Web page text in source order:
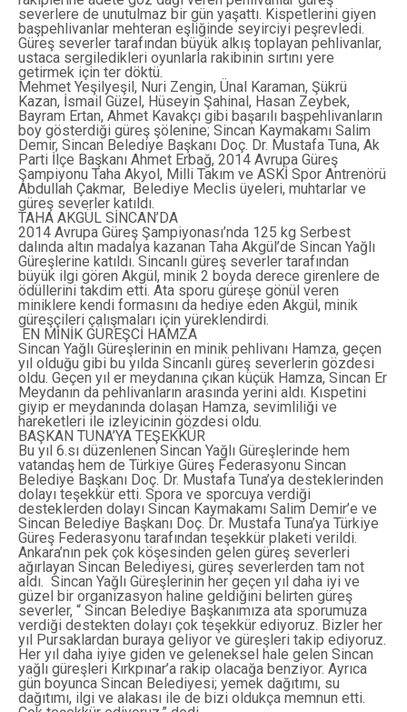
severlere de unutulmaz bir gün yaşattı. Kispetlerini giyen
başpehlivanlar mehteran eşliğinde seyirciyi peşrevledi.
Güreş severler tarafından büyük alkış toplayan pehlivanlar,
ustaca sergiledikleri oyunlarla rakibinin sırtını yere
getirmek için ter döktü.
Mehmet Yeşilyeşil, Nuri Zengin, Ünal Karaman, Şükrü
Kazan, İsmail Güzel, Hüseyin Şahinal, Hasan Zeybek,
Bayram Ertan, Ahmet Kavakçı gibi başarılı başpehlivanların
boy gösterdiği güreş şölenine; Sincan Kaymakamı Salim
Demir, Sincan Belediye Başkanı Doç. Dr. Mustafa Tuna, Ak
Parti İlçe Başkanı Ahmet Erbağ, 2014 Avrupa Güreş
Şampiyonu Taha Akyol, Milli Takım ve ASKİ Spor Antrenörü
Abdullah Çakmar, Belediye Meclis üyeleri, muhtarlar ve
güreş severler katıldı.
TAHA AKGÜL SİNCAN’DA
2014 Avrupa Güreş Şampiyonası’nda 125 kg Serbest
dalında altın madalya kazanan Taha Akgül’de Sincan Yağlı
Güreşlerine katıldı. Sincanlı güreş severler tarafından
büyük ilgi gören Akgül, minik 2 boyda derece girenlere de
ödüllerini takdim etti. Ata sporu güreşe gönül veren
miniklere kendi formasını da hediye eden Akgül, minik
güreşçileri çalışmaları için yüreklendirdi.
EN MİNİK GÜREŞCİ HAMZA
Sincan Yağlı Güreşlerinin en minik pehlivanı Hamza, geçen
yıl olduğu gibi bu yılda Sincanlı güreş severlerin gözdesi
oldu. Geçen yıl er meydanına çıkan küçük Hamza, Sincan Er
Meydanın da pehlivanların arasında yerini aldı. Kıspetini
giyip er meydanında dolaşan Hamza, sevimliliği ve
hareketleri ile izleyicinin gözdesi oldu.
BAŞKAN TUNA’YA TEŞEKKÜR
Bu yıl 6.sı düzenlenen Sincan Yağlı Güreşlerinde hem
vatandaş hem de Türkiye Güreş Federasyonu Sincan
Belediye Başkanı Doç. Dr. Mustafa Tuna’ya desteklerinden
dolayı teşekkür etti. Spora ve sporcuya verdiği
desteklerden dolayı Sincan Kaymakamı Salim Demir’e ve
Sincan Belediye Başkanı Doç. Dr. Mustafa Tuna’ya Türkiye
Güreş Federasyonu tarafından teşekkür plaketi verildi.
Ankara’nın pek çok köşesinden gelen güreş severleri
ağırlayan Sincan Belediyesi, güreş severlerden tam not
aldı. Sincan Yağlı Güreşlerinin her geçen yıl daha iyi ve
güzel bir organizasyon haline geldiğini belirten güreş
severler, “ Sincan Belediye Başkanımıza ata sporumuza
verdiği destekten dolayı çok teşekkür ediyoruz. Bizler her
yıl Pursaklardan buraya geliyor ve güreşleri takip ediyoruz.
Her yıl daha iyiye giden ve geleneksel hale gelen Sincan
yağlı güreşleri Kırkpınar’a rakip olacağa benziyor. Ayrıca
gün boyunca Sincan Belediyesi; yemek dağıtımı, su
dağıtımı, ilgi ve alakası ile de bizi oldukça memnun etti.